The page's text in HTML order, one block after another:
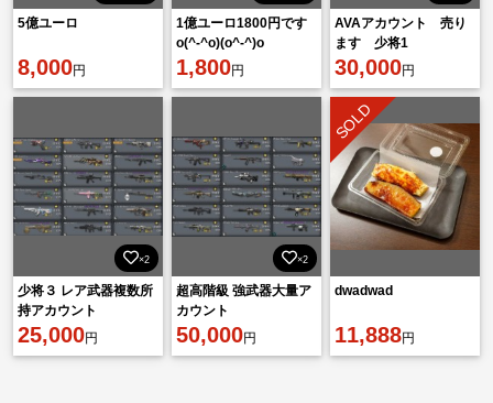
5億ユーロ
8,000円
1億ユーロ1800円です
o(^-^o)(o^-^)o
1,800円
AVAアカウント 売り
ます 少将1
30,000円
×2
少将３ レア武器複数所
持アカウント
25,000円
×2
超高階級 強武器大量ア
カウント
50,000円
SOLD
dwadwad
11,888円